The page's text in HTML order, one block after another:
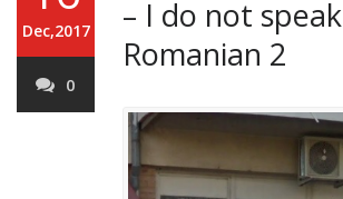
Dec,2017
0
– I do not speak
Romanian 2